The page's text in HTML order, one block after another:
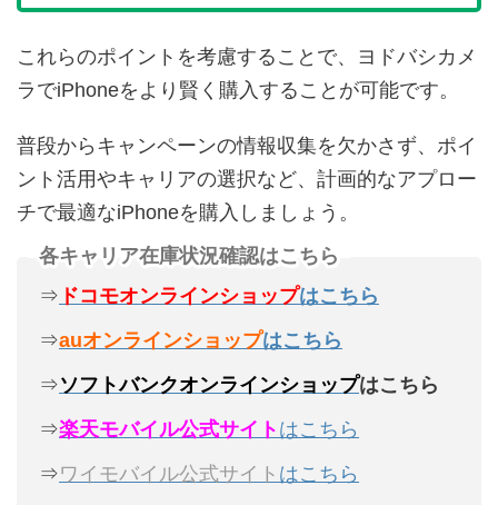
これらのポイントを考慮することで、ヨドバシカメ
ラでiPhoneをより賢く購入することが可能です。
普段からキャンペーンの情報収集を欠かさず、ポイ
ント活用やキャリアの選択など、計画的なアプロー
チで最適なiPhoneを購入しましょう。
各キャリア在庫状況確認はこちら
⇒ ドコモオンラインショップはこちら
⇒auオンラインショップはこちら
⇒ソフトバンクオンラインショップはこちら
⇒楽天モバイル公式サイト はこちら
⇒ワイモバイル公式サイト はこちら